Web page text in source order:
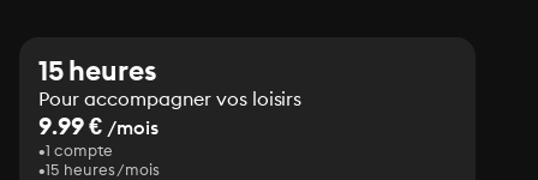
15 heures
Pour accompagner vos loisirs
9.99 € /mois
1 compte
15 heures/mois